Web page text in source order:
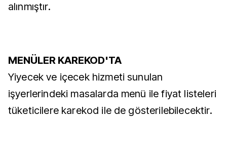
alınmıştır.
MENÜLER KAREKOD'TA
Yiyecek ve içecek hizmeti sunulan
işyerlerindeki masalarda menü ile fiyat listeleri
tüketicilere karekod ile de gösterilebilecektir.